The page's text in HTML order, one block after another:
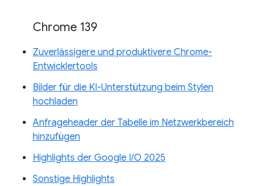
Chrome 139
Zuverlässigere und produktivere Chrome-
Entwicklertools
Bilder für die KI-Unterstützung beim Stylen
hochladen
Anfrageheader der Tabelle im Netzwerkbereich
hinzufügen
Highlights der Google I/O 2025
Sonstige Highlights